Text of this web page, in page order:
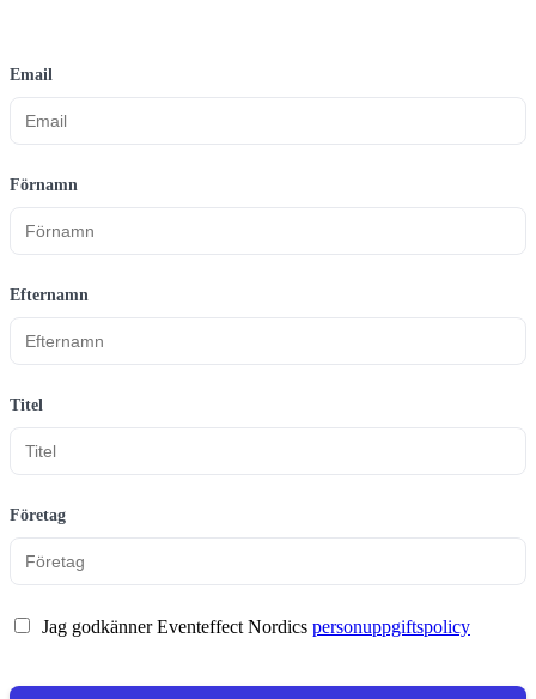
Email
Förnamn
Efternamn
Titel
Företag
Jag godkänner Eventeffect Nordics personuppgiftspolicy